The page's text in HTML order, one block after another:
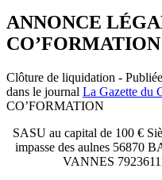
ANNONCE
CO’FORMATION
Clôture de liquidation -
dans le journal La Gazette du
CO’FORMATION
SASU au capital de 100 €
impasse des aulnes 56870
VANNES